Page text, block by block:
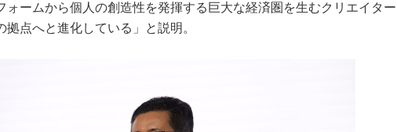
ォームから個人の創造性を発揮する巨大な経済圏を生むクリエイター
拠点へと進化している」と説明。